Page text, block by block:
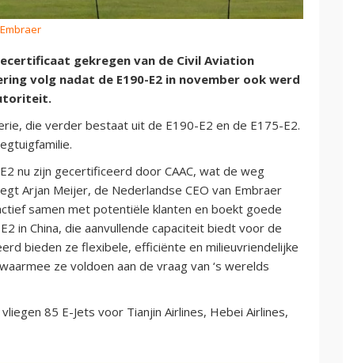
gekregen van de Civil Aviation
volg nadat de E190-E2 in november ook werd
die verder bestaat uit de E190-E2 en de E175-E2.
nu zijn gecertificeerd door CAAC, wat de weg
Arjan Meijer, de Nederlandse CEO van Embraer
samen met potentiële klanten en boekt goede
in China, die aanvullende capaciteit biedt voor de
bieden ze flexibele, efficiënte en milieuvriendelijke
ze voldoen aan de vraag van ‘s werelds
85 E-Jets voor Tianjin Airlines, Hebei Airlines,